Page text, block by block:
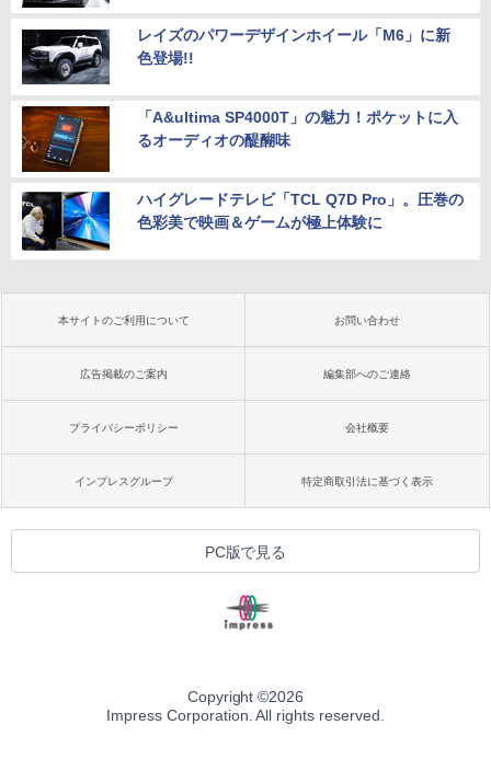
レイズのパワーデザインホイール「M6」に新
色登場!!
「A&ultima SP4000T」の魅力！ポケットに入
るオーディオの醍醐味
ハイグレードテレビ「TCL Q7D Pro」。圧巻の
色彩美で映画＆ゲームが極上体験に
本サイトのご利用について お問い合わせ
広告掲載のご案内 編集部へのご連絡
プライバシーポリシー 会社概要
インプレスグループ 特定商取引法に基づく表示
PC版で見る
Copyright ©2026
Impress Corporation. All rights reserved.